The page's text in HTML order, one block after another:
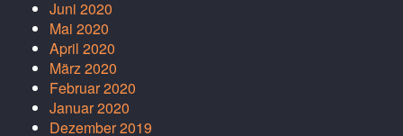
Juni 2020
Mai 2020
April 2020
März 2020
Februar 2020
Januar 2020
Dezember 2019